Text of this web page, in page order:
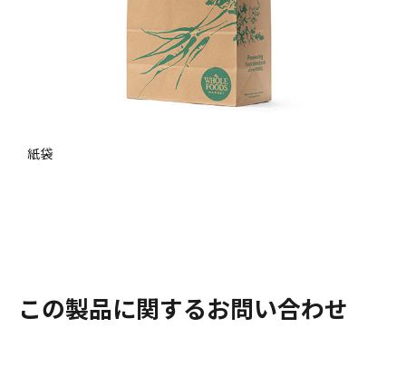
紙袋
この製品に関するお問い合わせ